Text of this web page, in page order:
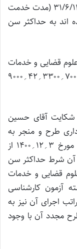
۱۰- داشتن حداکثر ۲۸ سال سن تا تاریخ ۳۱/۶/۱۴۰۱ (مدت خدمت
اند به حداکثر سن
قضایی و خدمات
اداری قوه قضاییه به موجب لایحه شماره ۷۰۰؍۳۳۰۰؍۴۲؍۹۰۰۰
شکایت آقای حسین
طرح و منجر به
صدور دادنامه شماره ۱۴۰۰۹۹۷۰۹۰۵۸۱۳۱۷۱ مورخ ۳؍۱۲؍۱۴۰۰ از
شرط حداکثر سن
قضایی و خدمات
آزمون کارشناسی
گردیده و مراتب اجرای آن نیز به
مجدد آن با وجود